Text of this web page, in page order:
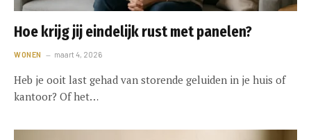
Hoe krijg jij eindelijk rust met panelen?
WONEN maart 4, 2026
Heb je ooit last gehad van storende geluiden in je huis of
kantoor? Of het…